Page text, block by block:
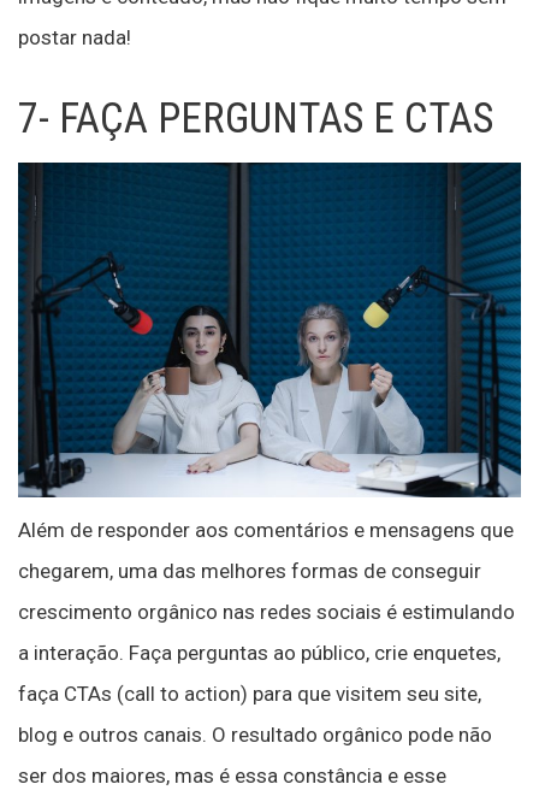
postar nada!
7- FAÇA PERGUNTAS E CTAS
Além de responder aos comentários e mensagens que
chegarem, uma das melhores formas de conseguir
crescimento orgânico nas redes sociais é estimulando
a interação. Faça perguntas ao público, crie enquetes,
faça CTAs (call to action) para que visitem seu site,
blog e outros canais. O resultado orgânico pode não
ser dos maiores, mas é essa constância e esse